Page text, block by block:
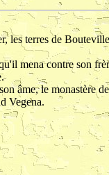
les terres de
mena contre son
âme, le monastère
Vegena.